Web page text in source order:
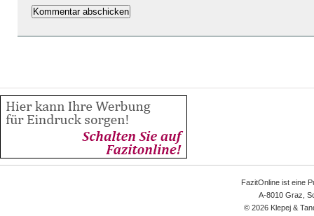
FazitOnline ist eine
A-8010 Graz,
© 2026 Klepej &